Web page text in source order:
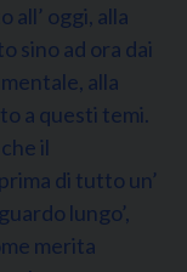
all’ oggi, alla
sino ad ora dai
alla
a questi temi.
il
di tutto un’
lungo’,
merita